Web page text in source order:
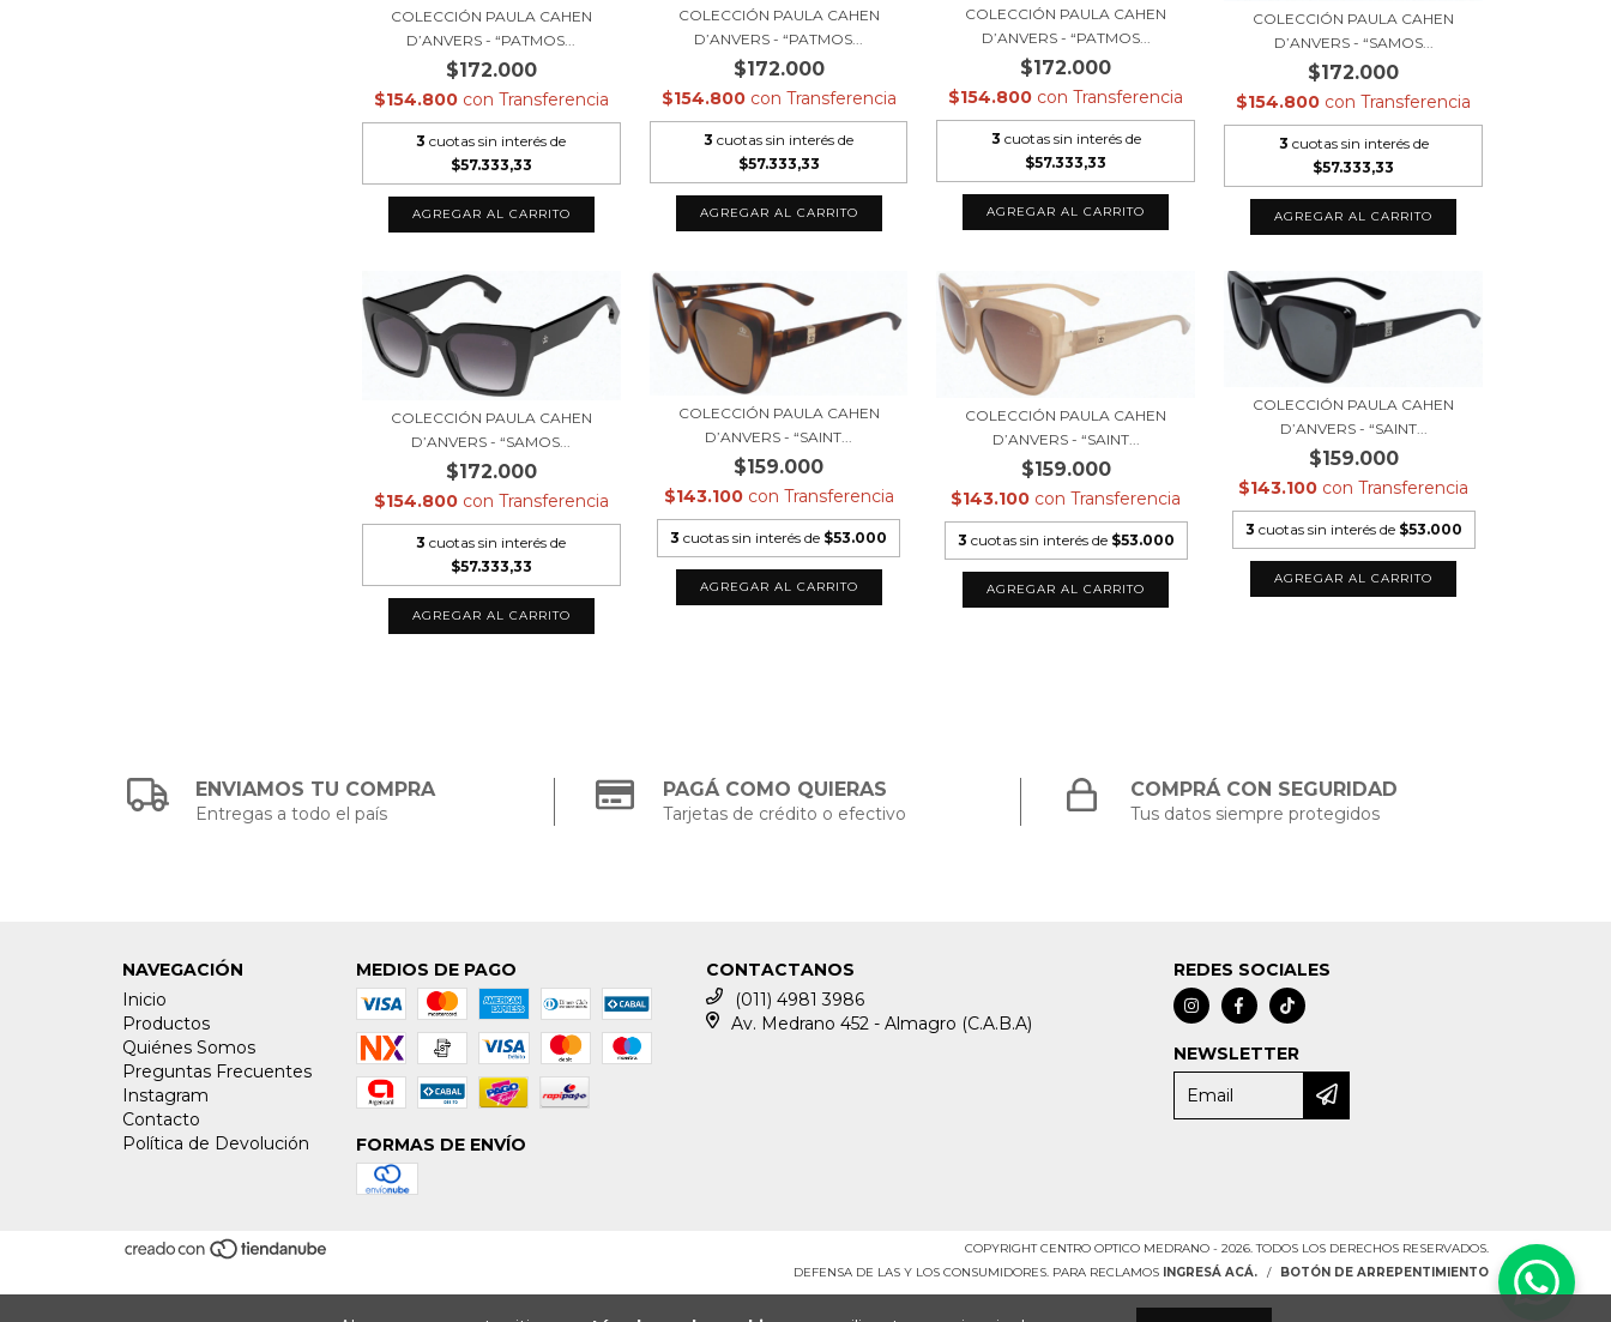
COLECCIÓN PAULA CAHEN
D’ANVERS - “PATMOS...
$172.000
$154.800 con Transferencia
3 cuotas sin interés de
$57.333,33
COLECCIÓN PAULA CAHEN
D’ANVERS - “PATMOS...
$172.000
$154.800 con Transferencia
3 cuotas sin interés de
$57.333,33
COLECCIÓN PAULA CAHEN
D’ANVERS - “PATMOS...
$172.000
$154.800 con Transferencia
3 cuotas sin interés de
$57.333,33
COLECCIÓN PAULA CAHEN
D’ANVERS - “SAMOS...
$172.000
$154.800 con Transferencia
3 cuotas sin interés de
$57.333,33
COLECCIÓN PAULA CAHEN
D’ANVERS - “SAMOS...
$172.000
$154.800 con Transferencia
3 cuotas sin interés de
$57.333,33
COLECCIÓN PAULA CAHEN
D’ANVERS - “SAINT...
$159.000
$143.100 con Transferencia
3 cuotas sin interés de $53.000
COLECCIÓN PAULA CAHEN
D’ANVERS - “SAINT...
$159.000
$143.100 con Transferencia
3 cuotas sin interés de $53.000
COLECCIÓN PAULA CAHEN
D’ANVERS - “SAINT...
$159.000
$143.100 con Transferencia
3 cuotas sin interés de $53.000
ENVIAMOS TU COMPRA
Entregas a todo el país
PAGÁ COMO QUIERAS
Tarjetas de crédito o efectivo
COMPRÁ CON SEGURIDAD
Tus datos siempre protegidos
NAVEGACIÓN
Inicio
Productos
Quiénes Somos
Preguntas Frecuentes
Instagram
Contacto
Política de Devolución
MEDIOS DE PAGO
FORMAS DE ENVÍO
CONTACTANOS
(011) 4981 3986
Av. Medrano 452 - Almagro (C.A.B.A)
REDES SOCIALES
NEWSLETTER
COPYRIGHT CENTRO OPTICO MEDRANO - 2026. TODOS LOS DERECHOS RESERVADOS.
DEFENSA DE LAS Y LOS CONSUMIDORES. PARA RECLAMOS
INGRESÁ ACÁ. / BOTÓN DE ARREPENTIMIENTO